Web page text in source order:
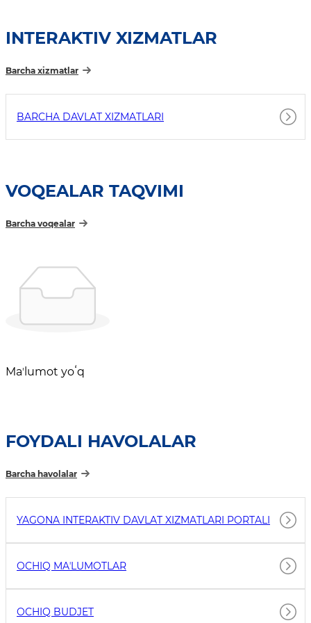
INTERAKTIV XIZMATLAR
Barcha xizmatlar
BARCHA DAVLAT XIZMATLARI
VOQEALAR TAQVIMI
Barcha voqealar
Maʼlumot yoʻq
FOYDALI HAVOLALAR
Barcha havolalar
YAGONA INTERAKTIV DAVLAT XIZMATLARI PORTALI
OCHIQ MAʼLUMOTLAR
OCHIQ BUDJET